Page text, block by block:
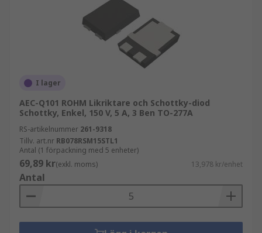
I lager
AEC-Q101 ROHM Likriktare och Schottky-diod
Schottky, Enkel, 150 V, 5 A, 3 Ben TO-277A
RS-artikelnummer 261-9318
Tillv. art.nr RB078RSM15STL1
Antal (1 förpackning med 5 enheter)
69,89 kr(exkl. moms) 13,978 kr/enhet
Antal